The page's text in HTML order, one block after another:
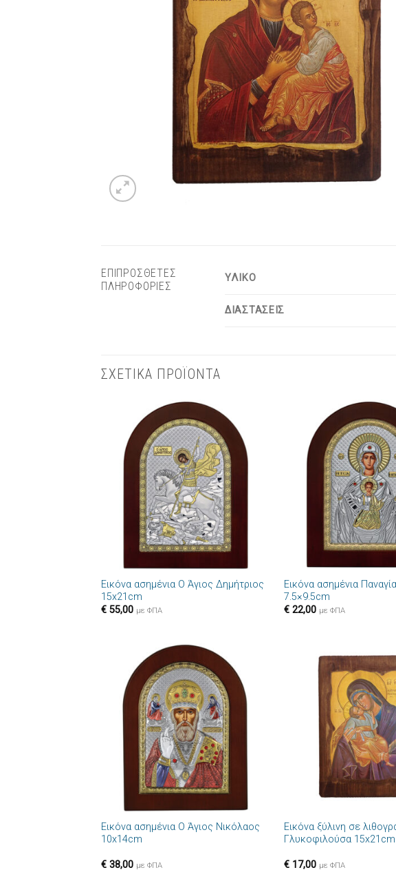
ΕΠΙΠΡΟΣΘΕΤΕΣ
ΠΛΗΡΟΦΟΡΙΕΣ
ΥΛΙΚΟ
ΔΙΑΣΤΑΣΕΙΣ
ΣΧΕΤΙΚΑ ΠΡΟΪΟΝΤΑ
Πρόσθήκη
στην λίστα
επιθυμιών
Εικόνα ασημένια Ο Άγιος Δημήτριος
15x21cm
€55,00 με ΦΠΑ
Εικόνα ασημένια
7.5×9.5cm
€ 22,00 με ΦΠΑ
Πρόσθήκη
στην λίστα
επιθυμιών
Εικόνα ασημένια Ο Άγιος Νικόλαος
10x14cm
€38,00 με ΦΠΑ
Εικόνα ξύλινη σε
Γλυκοφιλούσα 15x21cm
€ 17,00 με ΦΠΑ